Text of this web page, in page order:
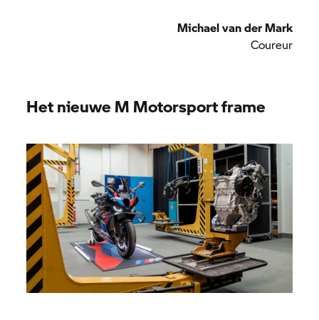
Michael van der Mark
Coureur
Het nieuwe M Motorsport frame